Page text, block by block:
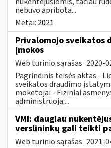
nebuvo apribota...
Metai: 2021
Privalomojo sveikatos
įmokos
Web turinio sąrašas 2020-
Pagrindinis teisės aktas -
sveikatos draudimo
mokėtojai - Fiziniai
administruoja:...
VMI: daugiau
verslininkų gali teikti
Web turinio sąrašas 2021-